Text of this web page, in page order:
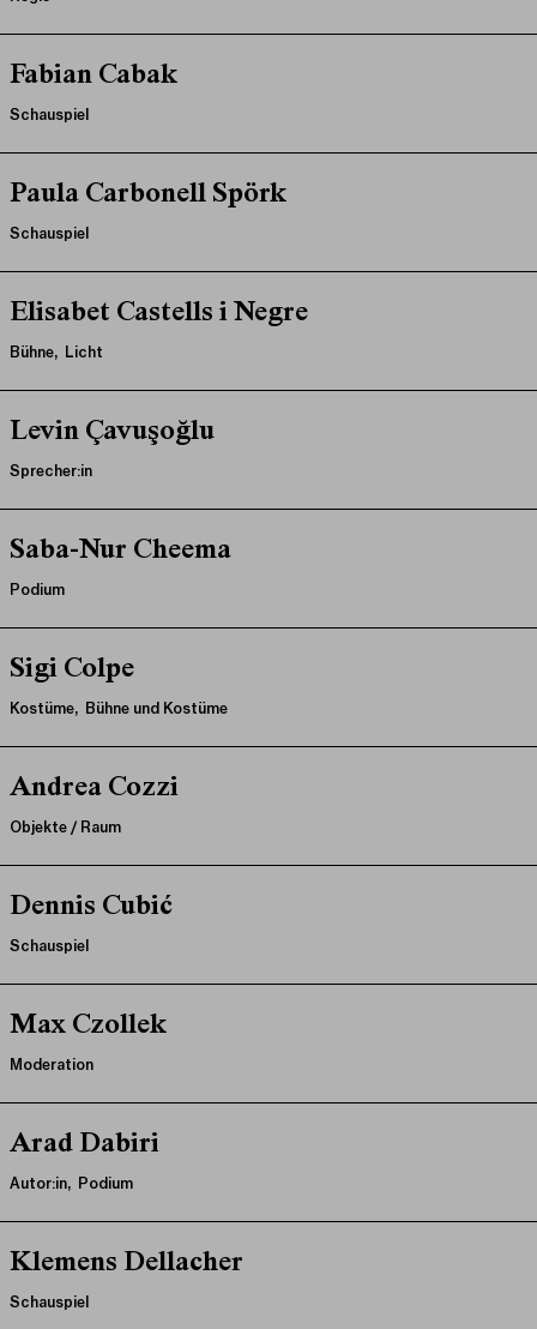
Fabian Cabak
Schauspiel
Paula Carbonell Spörk
Schauspiel
Elisabet Castells i Negre
Bühne, Licht
Levin Çavuşoğlu
Sprecher:in
Saba-Nur Cheema
Podium
Sigi Colpe
Kostüme, Bühne und Kostüme
Andrea Cozzi
Objekte / Raum
Dennis Cubić
Schauspiel
Max Czollek
Moderation
Arad Dabiri
Autor:in, Podium
Klemens Dellacher
Schauspiel